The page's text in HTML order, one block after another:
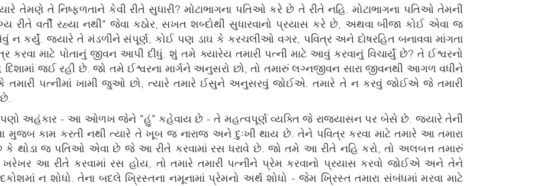
તેમણે તે નિષ્ફળતાને કેવી રીતે સુધારી? મોટાભાગના પતિઓ કરે છે તે રીતે નહિ. મોટાભાગના પતિઓ તેમની
રીતે વર્તી રહ્યા નથી" જેવા કઠોર, સખત શબ્દોથી સુધારવાનો પ્રયાસ કરે છે, અથવા બીજા કોઈ એવા જ
કર્યું. જ્યારે તે મંડળીને સંપૂર્ણ, કોઈ પણ ડાઘ કે કરચલીઓ વગર, પવિત્ર અને દોષરહિત બનાવવા માંગતા
માટે પોતાનું જીવન આપી દીધું. શું તમે ક્યારેય તમારી પત્ની માટે આવું કરવાનું વિચાર્યું છે? તે ઈશ્વરનો
જઈ રહી છે. જો તમે ઈશ્વરના માર્ગને અનુસરો છો, તો તમારું લગ્નજીવન સારા જીવનથી આગળ વધીને
તમારી પત્નીમાં ખામી જુઓ છો, ત્યારે તમારે ઈસુને અનુસરવું જોઈએ. તમારે તે ન કરવું જોઈએ જે તમારી
અહંકાર - આ ઓળખ જેને "હું" કહેવાય છે - તે મહત્વપૂર્ણ વ્યક્તિ જે રાજ્યાસન પર બેસે છે. જ્યારે તેની
મુજબ કામ કરતી નથી ત્યારે તે ખૂબ જ નારાજ અને દુઃખી થાય છે. તેને પવિત્ર કરવા માટે તમારે આ તમારા
કે થોડા જ પતિઓ એવા છે જે આ રીતે કરવામાં રસ ધરાવે છે. જો તમે આ રીતે નહિ કરો, તો અલબત્ત તમારું
આ રીતે કરવામાં રસ હોય, તો તમારે તમારી પત્નીને પ્રેમ કરવાનો પ્રયાસ કરવો જોઈએ અને તેને
ન શોધો. તેના બદલે ખ્રિસ્તના નમૂનામાં પ્રેમનો અર્થ શોધો - જેમ ખ્રિસ્ત તમારા સંબંધમાં મરવા માટે